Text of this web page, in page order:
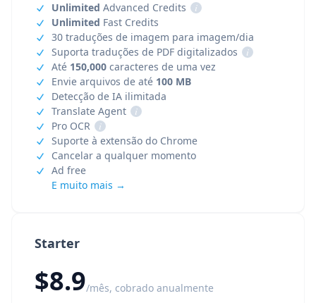
Starter
$8.9/mês, cobrado anualmente
Unlimited Advanced Credits
i
Unlimited Fast Credits
30 traduções de imagem para imagem/dia
Suporta traduções de PDF digitalizados
i
Até 150,000 caracteres de uma vez
Envie arquivos de até 100 MB
Detecção de IA ilimitada
Translate Agent
i
Pro OCR
i
Suporte à extensão do Chrome
Cancelar a qualquer momento
Ad free
E muito mais →